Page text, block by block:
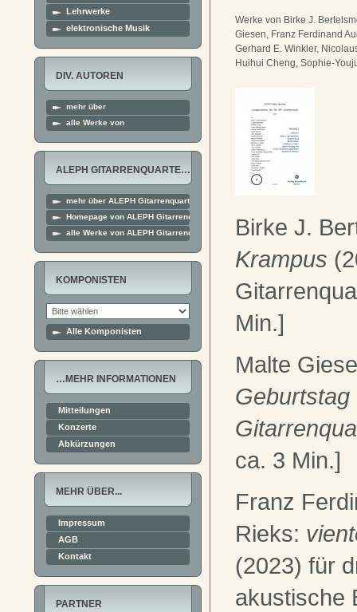
Lehrwerke
elektronische Musik
DIV. AUTOREN
mehr über
alle Werke von
ALEPH GITARRENQUARTE…
mehr über ALEPH Gitarrenquartett
Homepage von ALEPH Gitarrenquartett
alle Werke von ALEPH Gitarrenquartett
KOMPONISTEN
Alle Komponisten
…MEHR INFORMATIONEN
Mitteilungen
Konzerte
Abkürzungen
MEHR ÜBER...
Impressum
AGB
Kontakt
PARTNER
Werke von Birke J.
Giesen, Franz Ferdinand
Gerhard E. Winkler,
Huihui Cheng, Sophie-
Birke J.
Krampus
Min.]
Malte
Geburtstag
ca. 3 Min.]
Franz
Rieks:
(2023) für
akustische